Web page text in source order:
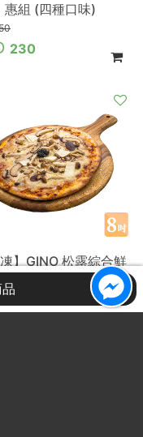
惠組 (四種口味)
230
】GINO 松露綜合鮮